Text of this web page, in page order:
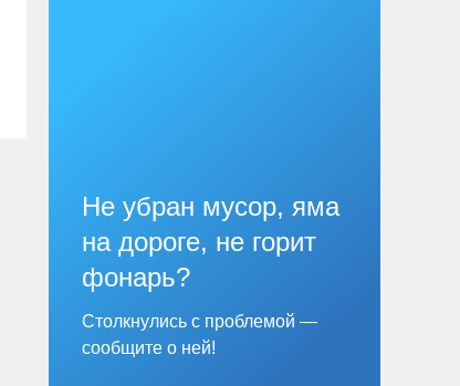
Не убран мусор, яма
на дороге, не горит
фонарь?
Столкнулись с проблемой —
сообщите о ней!